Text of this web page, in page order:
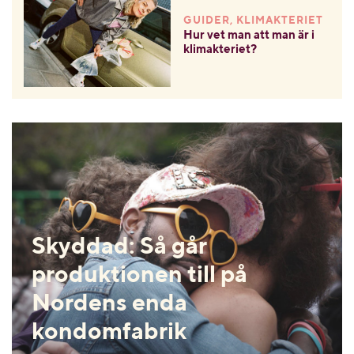
GUIDER, KLIMAKTERIET
Hur vet man att man är i
klimakteriet?
Skyddad: Så går
produktionen till på
Nordens enda
kondomfabrik